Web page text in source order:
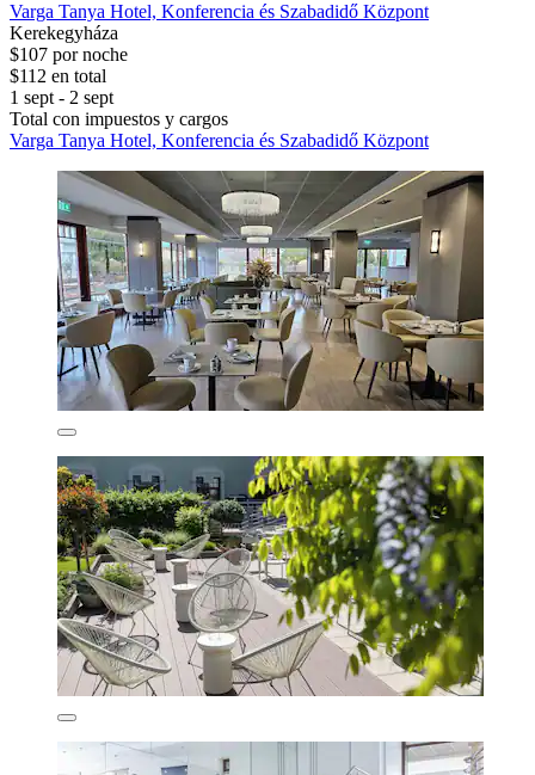
Varga Tanya Hotel, Konferencia és Szabadidő Központ
Kerekegyháza
$107 por noche
$112 en total
1 sept - 2 sept
Total con impuestos y cargos
Varga Tanya Hotel, Konferencia és Szabadidő Központ